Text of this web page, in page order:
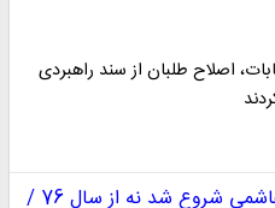
انتخابات، اصلاح طلبان از سند راهبردی